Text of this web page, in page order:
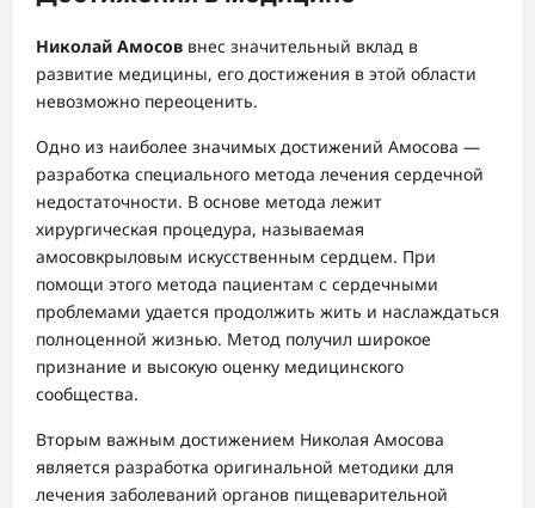
Николай Амосов внес значительный вклад в
развитие медицины, его достижения в этой области
невозможно переоценить.
Одно из наиболее значимых достижений Амосова —
разработка специального метода лечения сердечной
недостаточности. В основе метода лежит
хирургическая процедура, называемая
амосовкрыловым искусственным сердцем. При
помощи этого метода пациентам с сердечными
проблемами удается продолжить жить и наслаждаться
полноценной жизнью. Метод получил широкое
признание и высокую оценку медицинского
сообщества.
Вторым важным достижением Николая Амосова
является разработка оригинальной методики для
лечения заболеваний органов пищеварительной